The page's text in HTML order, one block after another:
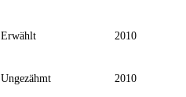
Erwählt 2010
Ungezähmt 2010